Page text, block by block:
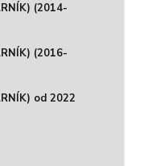
(2014-
(2016-
od 2022